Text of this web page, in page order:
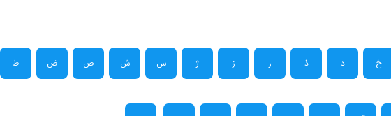
خ د ذ ر ز ژ س ش ص ض ط